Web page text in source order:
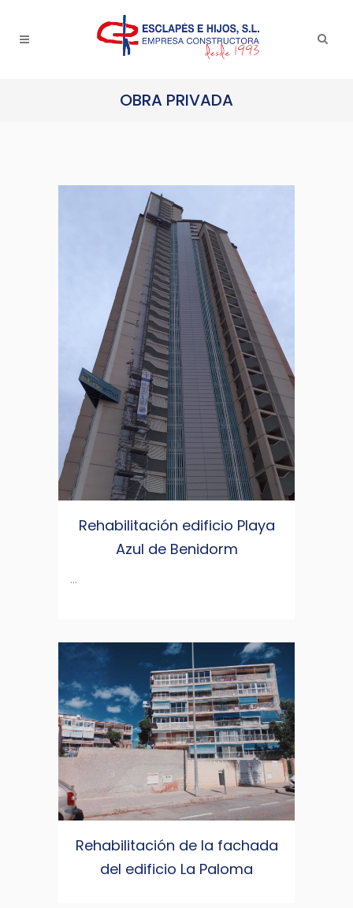
OBRA PRIVADA
Rehabilitación edificio Playa
Azul de Benidorm
...
Rehabilitación de la fachada
del edificio La Paloma